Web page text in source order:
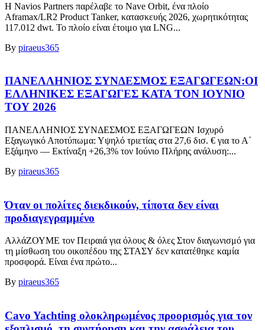
Η Navios Partners παρέλαβε το Nave Orbit, ένα πλοίο
Aframax/LR2 Product Tanker, κατασκευής 2026, χωρητικότητας
117.012 dwt. Το πλοίο είναι έτοιμο για LNG...
By piraeus365
ΠΑΝΕΛΛΗΝΙΟΣ ΣΥΝΔΕΣΜΟΣ ΕΞΑΓΩΓΕΩΝ:ΟΙ
ΕΛΛΗΝΙΚΕΣ ΕΞΑΓΩΓΕΣ ΚΑΤΑ ΤΟΝ ΙΟΥΝΙΟ
ΤΟΥ 2026
ΠΑΝΕΛΛΗΝΙΟΣ ΣΥΝΔΕΣΜΟΣ ΕΞΑΓΩΓΕΩΝ Ισχυρό
Εξαγωγικό Αποτύπωμα: Υψηλό τριετίας στα 27,6 δισ. € για το Α΄
Εξάμηνο — Εκτίναξη +26,3% τον Ιούνιο Πλήρης ανάλυση:...
By piraeus365
Όταν οι πολίτες διεκδικούν, τίποτα δεν είναι
προδιαγεγραμμένο
ΑλλάΖΟΥΜΕ τον Πειραιά για όλους & όλες Στον διαγωνισμό για
τη μίσθωση του οικοπέδου της ΣΤΑΣΥ δεν κατατέθηκε καμία
προσφορά. Είναι ένα πρώτο...
By piraeus365
Cavo Yachting ολοκληρωμένος προορισμός για τον